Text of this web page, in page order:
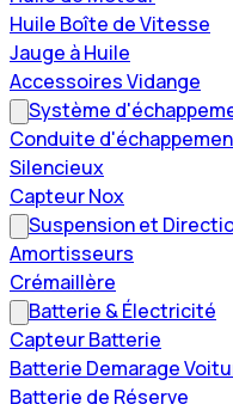
Huile Boîte de Vitesse
Jauge à Huile
Accessoires Vidange
Système
Conduite
Silencieux
Capteur Nox
Suspension et
Amortisseurs
Crémaillère
Batterie & Électricité
Capteur Batterie
Batterie Demarage
Batterie de Réserve